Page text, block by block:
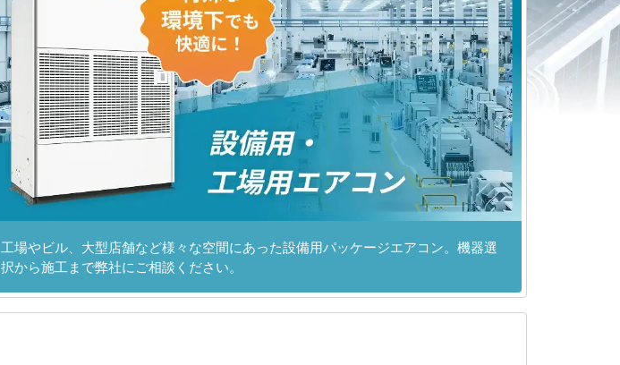
工場やビル、大型店舗など様々な空間にあった設備用パッケージエアコン。機器選
択から施工まで弊社にご相談ください。